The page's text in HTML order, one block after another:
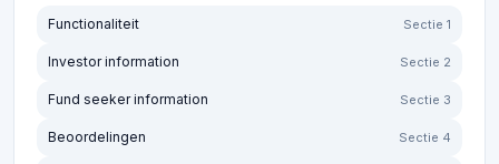
Functionaliteit
Sectie 1
Investor information Sectie 2
Fund seeker information Sectie 3
Beoordelingen Sectie 4